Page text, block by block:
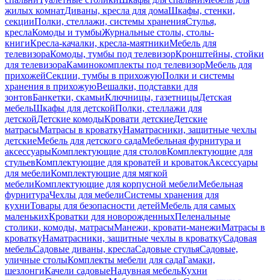
жилых комнатДиваны, кресла для домаШкафы, стенки,
секцииПолки, стеллажи, системы храненияСтулья,
креслаКомоды и тумбыЖурнальные столы, столы-
книгиКресла-качалки, кресла-маятникиМебель для
телевизораКомоды, тумбы под телевизорКронштейны, стойки
для телевизораКаминокомплекты под телевизорМебель для
прихожейСекции, тумбы в прихожуюПолки и системы
хранения в прихожуюВешалки, подставки для
зонтовБанкетки, скамьиКлючницы, газетницыДетская
мебельШкафы для детскойПолки, стеллажи для
детскойДетские комодыКровати детскиеДетские
матрасыМатрасы в кроваткуНаматрасники, защитные чехлы
детскиеМебель для детского садаМебельная фурнитура и
аксессуарыКомплектующие для столовКомплектующие для
стульевКомплектующие для кроватей и кроватокАксессуары
для мебелиКомплектующие для мягкой
мебелиКомплектующие для корпусной мебелиМебельная
фурнитураЧехлы для мебелиСистемы хранения для
кухниТовары для безопасности детейМебель для самых
маленькихКроватки для новорожденныхПеленальные
столики, комоды, матрасыМанежи, кровати-манежиМатрасы в
кроваткуНаматрасники, защитные чехлы в кроваткуСадовая
мебельСадовые диваны, креслаСадовые стульяСадовые,
уличные столыКомплекты мебели для садаГамаки,
шезлонгиКачели садовыеНадувная мебельКухни